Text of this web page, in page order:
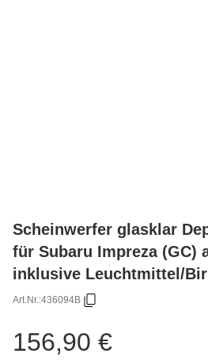
Scheinwerfer glasklar
für Subaru Impreza (GC)
inklusive Leuchtmittel/
Art.Nr.:436094B
156,90 €